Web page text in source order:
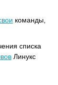
команды,
списка
Линукс